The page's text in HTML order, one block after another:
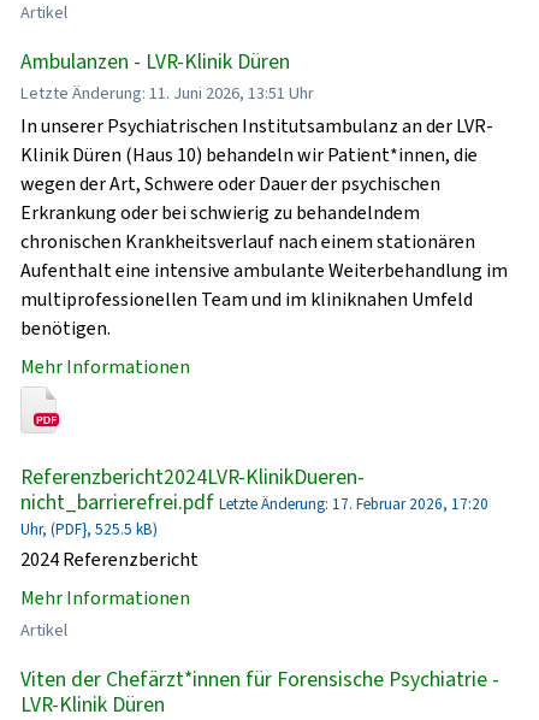
Artikel
Ambulanzen - LVR-Klinik Düren
Letzte Änderung: 11. Juni 2026, 13:51 Uhr
In unserer Psychiatrischen Institutsambulanz an der LVR-
Klinik Düren (Haus 10) behandeln wir Patient*innen, die
wegen der Art, Schwere oder Dauer der psychischen
Erkrankung oder bei schwierig zu behandelndem
chronischen Krankheitsverlauf nach einem stationären
Aufenthalt eine intensive ambulante Weiterbehandlung im
multiprofessionellen Team und im kliniknahen Umfeld
benötigen.
Mehr Informationen
Referenzbericht2024LVR-KlinikDueren-
nicht_barrierefrei.pdf Letzte Änderung: 17. Februar 2026, 17:20
Uhr, (PDF}, 525.5 kB)
2024 Referenzbericht
Mehr Informationen
Artikel
Viten der Chefärzt*innen für Forensische Psychiatrie -
LVR-Klinik Düren